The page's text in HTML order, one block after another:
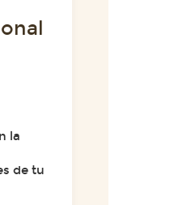
la
de tu